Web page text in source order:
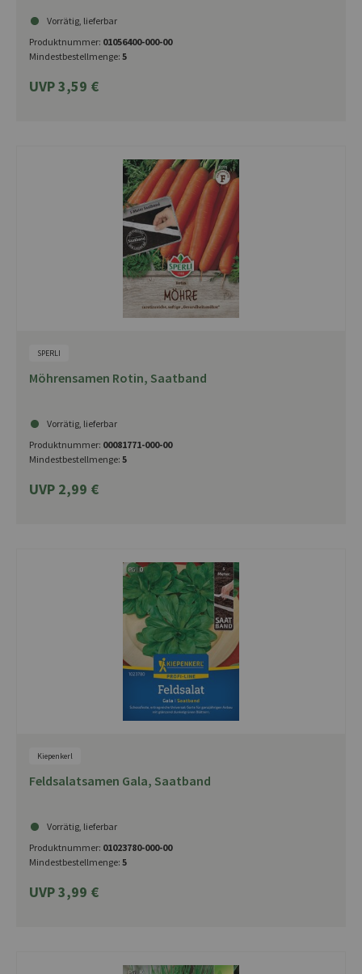
Vorrätig, lieferbar
Produktnummer: 01056400-000-00
Mindestbestellmenge: 5
UVP 3,59 €
SPERLI
Möhrensamen Rotin, Saatband
Vorrätig, lieferbar
Produktnummer: 00081771-000-00
Mindestbestellmenge: 5
UVP 2,99 €
Kiepenkerl
Feldsalatsamen Gala, Saatband
Vorrätig, lieferbar
Produktnummer: 01023780-000-00
Mindestbestellmenge: 5
UVP 3,99 €